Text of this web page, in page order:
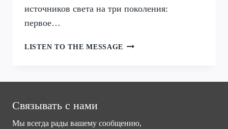
источников света на три поколения:
первое…
LISTEN TO THE MESSAGE ПОНИМАНИЕ
Связывать с нами
Мы всегда рады вашему сообщению,